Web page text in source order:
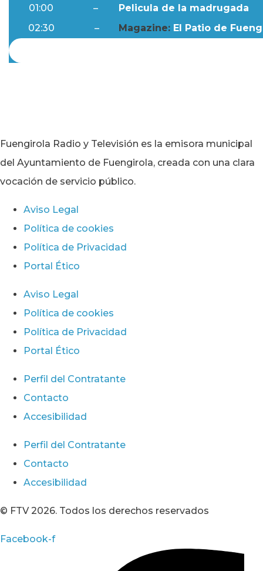
01:00 –
Pelicula de la madrugada
02:30
– Magazine: El Patio de
Fuengirola Radio y Televisión es la emisora municipal
del Ayuntamiento de Fuengirola, creada con una clara
vocación de servicio público.
Aviso Legal
Política de cookies
Política de Privacidad
Portal Ético
Aviso Legal
Política de cookies
Política de Privacidad
Portal Ético
Perfil del Contratante
Contacto
Accesibilidad
Perfil del Contratante
Contacto
Accesibilidad
© FTV 2026. Todos los derechos reservados
Facebook-f